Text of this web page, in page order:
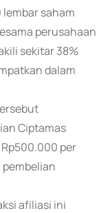
saham
perusahaan
sekitar 38%
dalam
Ciptamas
per
afiliasi ini